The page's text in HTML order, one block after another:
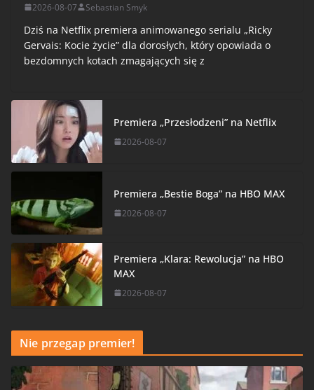
2026-08-07 Sebastian Smyk
Dziś na Netflix premiera animowanego serialu „Ricky
Gervais: Kocie życie” dla dorosłych, który opowiada o
bezdomnych kotach zmagających się z
Premiera „Przesłodzeni” na Netflix
2026-08-07
Premiera „Bestie Boga” na HBO MAX
2026-08-07
Premiera „Klara: Rewolucja” na HBO
MAX
2026-08-07
Nie przegap premier!